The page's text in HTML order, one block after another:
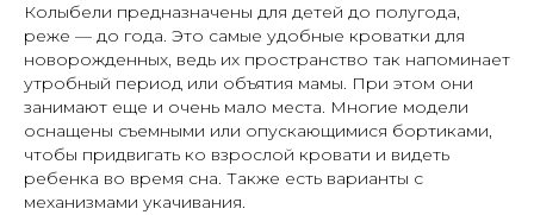
Колыбели предназначены для детей до полугода,
реже — до года. Это самые удобные кроватки для
новорожденных, ведь их пространство так напоминает
утробный период или объятия мамы. При этом они
занимают еще и очень мало места. Многие модели
оснащены съемными или опускающимися бортиками,
чтобы придвигать ко взрослой кровати и видеть
ребенка во время сна. Также есть варианты с
механизмами укачивания.